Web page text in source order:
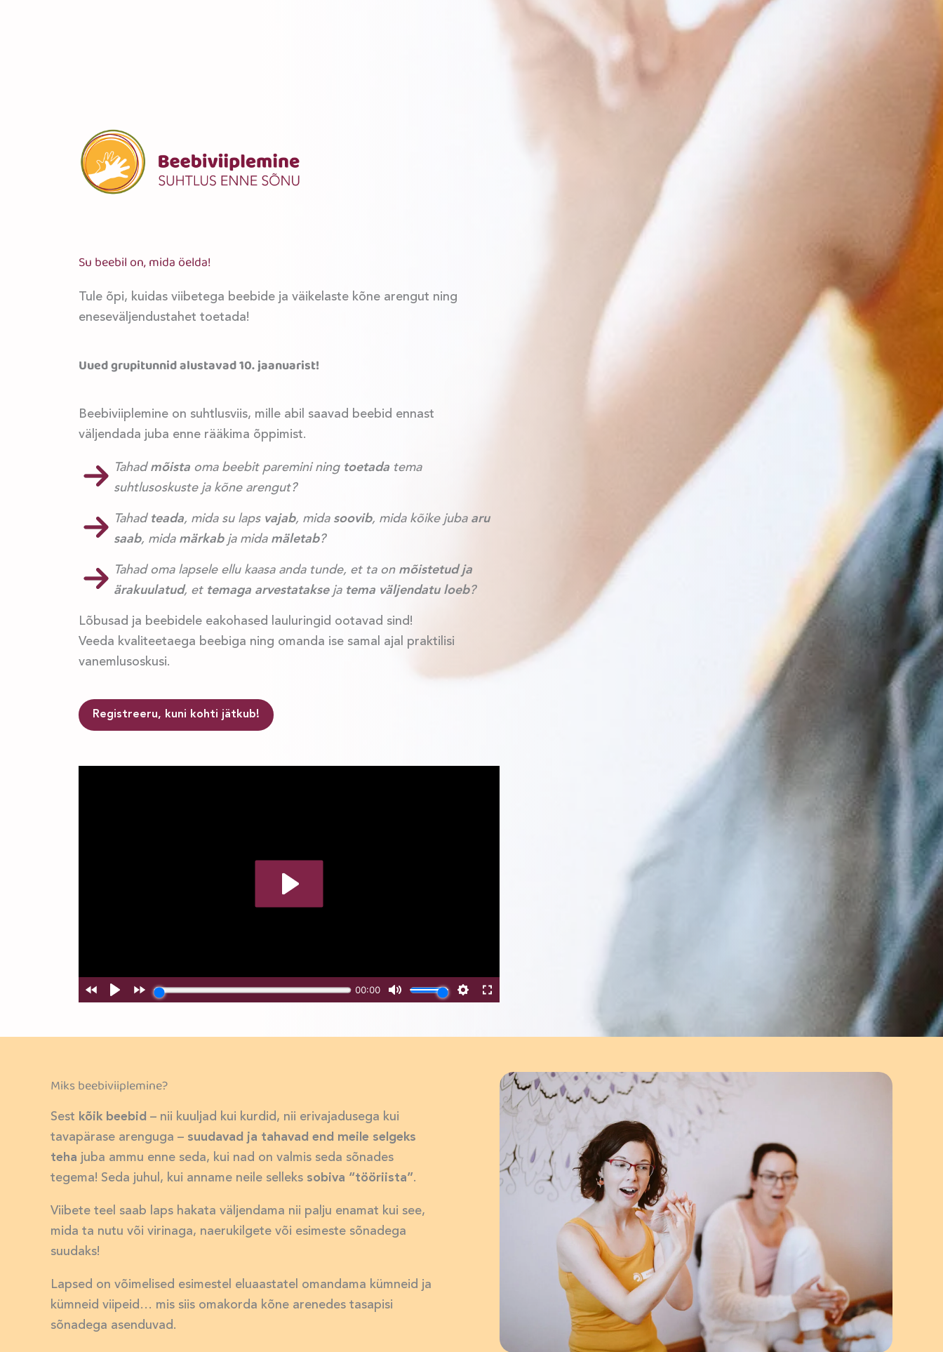
Su beebil on, mida öelda!
Tule õpi, kuidas viibetega beebide ja väikelaste kõne arengut ning
eneseväljendustahet toetada!
Uued grupitunnid alustavad 10. jaanuarist!
Beebiviiplemine on suhtlusviis, mille abil saavad beebid ennast
väljendada juba enne rääkima õppimist.
Tahad mõista oma beebit paremini ning toetada tema
suhtlusoskuste ja kõne arengut?
Tahad teada, mida su laps vajab, mida soovib, mida kõike juba aru
saab, mida märkabja mida mäletab?
Tahad oma lapsele ellu kaasa anda tunde, et ta on mõistetud ja
ärakuulatud, et temaga arvestatakseja tema väljendatu loeb?
Lõbusad ja beebidele eakohased lauluringid ootavad sind!
Veeda kvaliteetaega beebiga ning omanda ise samal ajal praktilisi
vanemlusoskusi.
Registreeru, kuni kohti jätkub!
Miks beebiviiplemine?
Sest kõik beebid – nii kuuljad kui kurdid, nii erivajadusega kui
tavapärase arenguga – suudavad ja tahavad end meile selgeks
teha juba ammu enne seda, kui nad on valmis seda sõnades
tegema! Seda juhul, kui anname neile selleks sobiva “tööriista”.
Viibete teel saab laps hakata väljendama nii palju enamat kui see,
mida ta nutu või virinaga, naerukilgete või esimeste sõnadega
suudaks!
Lapsed on võimelised esimestel eluaastatel omandama kümneid ja
kümneid viipeid… mis siis omakorda kõne arenedes tasapisi
sõnadega asenduvad.